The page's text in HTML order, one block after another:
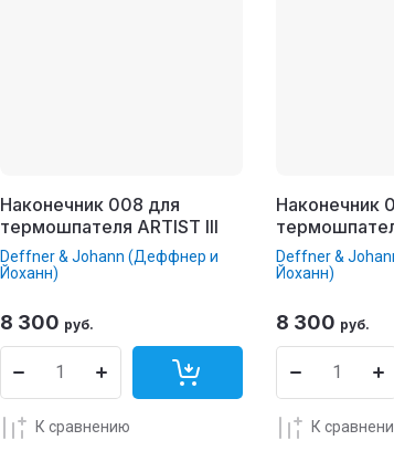
Наконечник 008 для
термошпателя ARTIST III
Deffner & Johann (Деффнер и
Йоханн)
8 300 руб.
К сравнению
Наконечник
Deffner &
Йоханн)
8 300 руб.
К